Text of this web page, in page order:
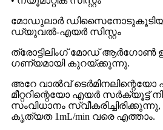
മോഡുലാർ ഡിസൈനോടുകൂടിയ
ഡ്യുവൽ-എയർ സിസ്റ്റം
ത്രോട്ടിലിംഗ് മോഡ് ആർഗോൺ
ഗണ്യമായി കുറയ്ക്കുന്നു.
അറേ വാൽവ്
മീറ്ററിന്റെയോ എയർ സർക്യൂട്ട്
സംവിധാനം
കൃത്യത 1mL/min വരെ എത്താം.